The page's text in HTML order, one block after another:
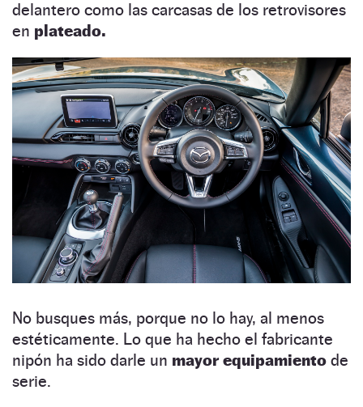
delantero como las carcasas de los retrovisores
en plateado.
No busques más, porque no lo hay, al menos
estéticamente. Lo que ha hecho el fabricante
nipón ha sido darle un mayor equipamiento de
serie.